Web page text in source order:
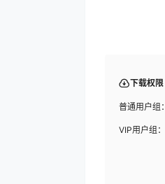
下载权限
普通用户组：
VIP用户组：